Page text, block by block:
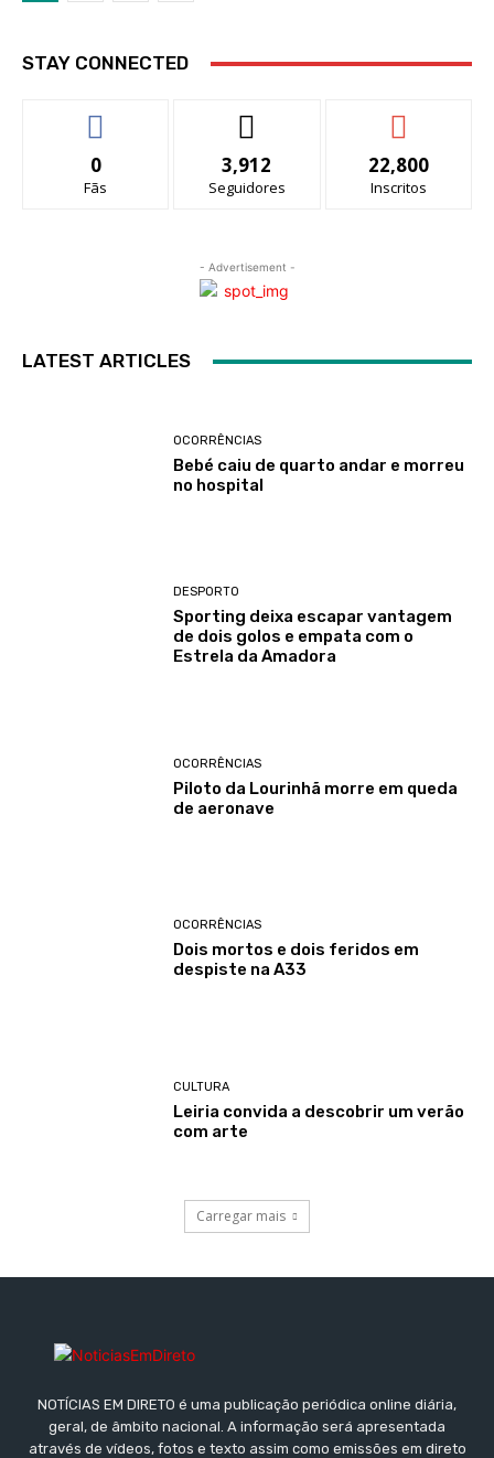
STAY CONNECTED
0
Fãs
3,912
Seguidores
22,800
Inscritos
- Advertisement -
LATEST ARTICLES
OCORRÊNCIAS
Bebé caiu de quarto andar e morreu
no hospital
DESPORTO
Sporting deixa escapar vantagem
de dois golos e empata com o
Estrela da Amadora
OCORRÊNCIAS
Piloto da Lourinhã morre em queda
de aeronave
OCORRÊNCIAS
Dois mortos e dois feridos em
despiste na A33
CULTURA
Leiria convida a descobrir um verão
com arte
Carregar mais
NOTÍCIAS EM DIRETO é uma publicação periódica online diária,
geral, de âmbito nacional. A informação será apresentada
através de vídeos, fotos e texto assim como emissões em direto